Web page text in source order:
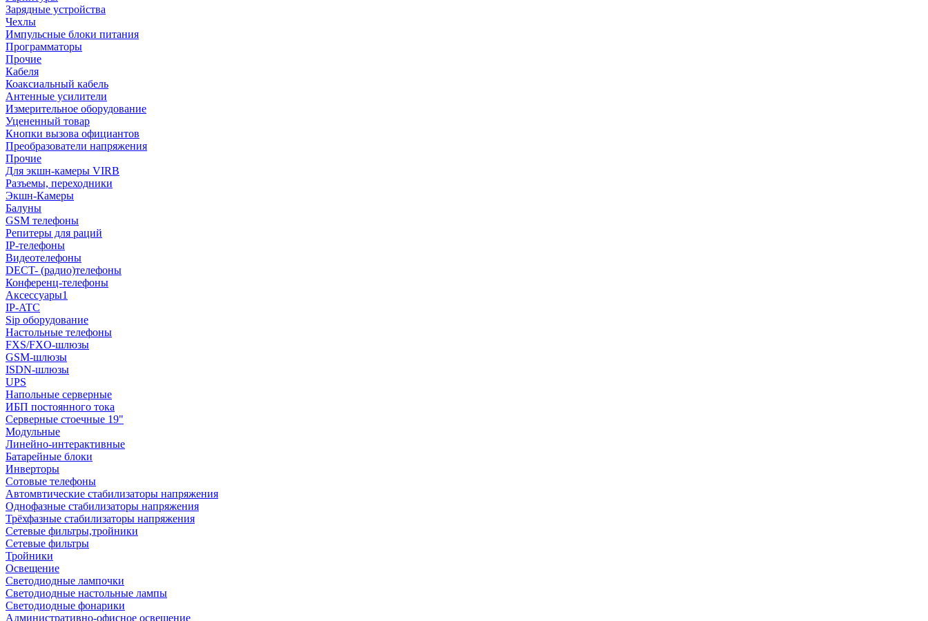
Зарядные устройства
Чехлы
Импульсные блоки питания
Программаторы
Прочие
Кабеля
Коаксиальный кабель
Антенные усилители
Измерительное оборудование
Уцененный товар
Кнопки вызова официантов
Преобразователи напряжения
Прочие
Для экшн-камеры VIRB
Разъемы, переходники
Экшн-Камеры
Балуны
GSM телефоны
Репитеры для раций
IP-телефоны
Видеотелефоны
DECT- (радио)телефоны
Конференц-телефоны
Аксессуары1
IP-ATC
Sip оборудование
Настольные телефоны
FXS/FXO-шлюзы
GSM-шлюзы
ISDN-шлюзы
UPS
Напольные серверные
ИБП постоянного тока
Серверные стоечные 19"
Модульные
Линейно-интерактивные
Батарейные блоки
Инверторы
Сотовые телефоны
Автомвтические стабилизаторы напряжения
Однофазные стабилизаторы напряжения
Трёхфазные стабилизаторы напряжения
Сетевые фильтры,тройники
Сетевые фильтры
Тройники
Освещение
Светодиодные лампочки
Светодиодные настольные лампы
Светодиодные фонарики
Административно-офисное освещение